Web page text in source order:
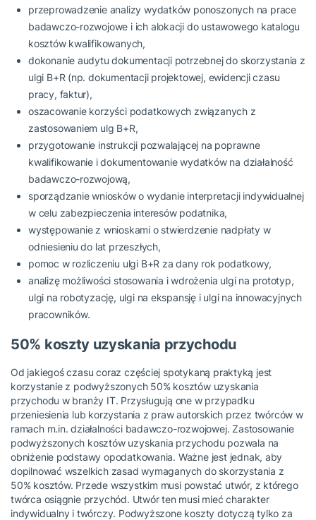
przeprowadzenie analizy wydatków ponoszonych na prace
badawczo-rozwojowe i ich alokacji do ustawowego katalogu
kosztów kwalifikowanych,
dokonanie audytu dokumentacji potrzebnej do skorzystania z
ulgi B+R (np. dokumentacji projektowej, ewidencji czasu
pracy, faktur),
oszacowanie korzyści podatkowych związanych z
zastosowaniem ulg B+R,
przygotowanie instrukcji pozwalającej na poprawne
kwalifikowanie i dokumentowanie wydatków na działalność
badawczo-rozwojową,
sporządzanie wniosków o wydanie interpretacji indywidualnej
w celu zabezpieczenia interesów podatnika,
występowanie z wnioskami o stwierdzenie nadpłaty w
odniesieniu do lat przeszłych,
pomoc w rozliczeniu ulgi B+R za dany rok podatkowy,
analizę możliwości stosowania i wdrożenia ulgi na prototyp,
ulgi na robotyzację, ulgi na ekspansję i ulgi na innowacyjnych
pracowników.
50% koszty uzyskania przychodu
Od jakiegoś czasu coraz częściej spotykaną praktyką jest
korzystanie z podwyższonych 50% kosztów uzyskania
przychodu w branży IT. Przysługują one w przypadku
przeniesienia lub korzystania z praw autorskich przez twórców w
ramach m.in. działalności badawczo-rozwojowej. Zastosowanie
podwyższonych kosztów uzyskania przychodu pozwala na
obniżenie podstawy opodatkowania. Ważne jest jednak, aby
dopilnować wszelkich zasad wymaganych do skorzystania z
50% kosztów. Przede wszystkim musi powstać utwór, z którego
twórca osiągnie przychód. Utwór ten musi mieć charakter
indywidualny i twórczy. Podwyższone koszty dotyczą tylko za